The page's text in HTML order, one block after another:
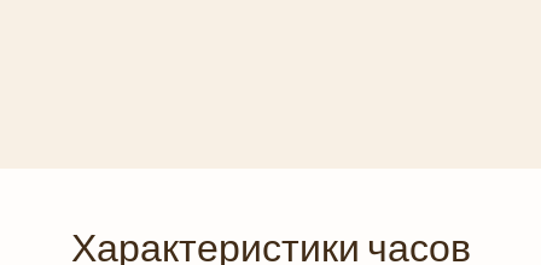
Характеристики часов